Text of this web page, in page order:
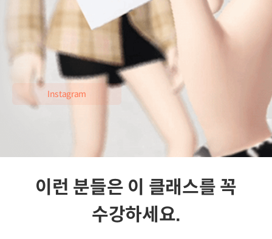
이력 더보기
현) 제페토 공식 크리에이터
Instagram
이런 분들은 이 클래스를 꼭
수강하세요.